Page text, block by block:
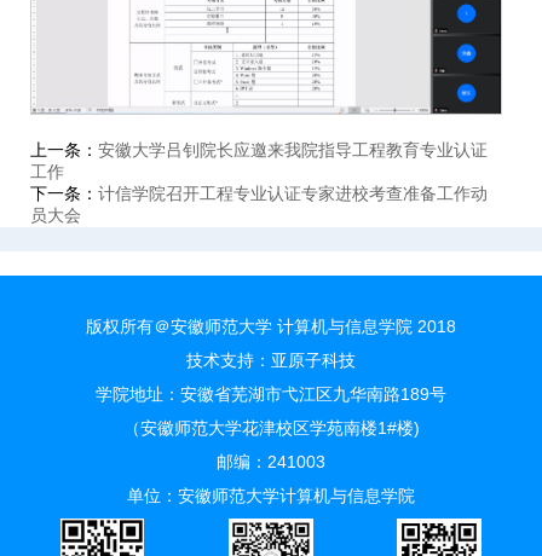
上一条： 安徽大学吕钊院长应邀来我院指导工程教育专业认证
工作
下一条： 计信学院召开工程专业认证专家进校考查准备工作动
员大会
版权所有＠安徽师范大学 计算机与信息学院 2018
技术支持： 亚原子科技
学院地址：安徽省芜湖市弋江区九华南路189号
（安徽师范大学花津校区学苑南楼1#楼)
邮编：241003
单位：安徽师范大学计算机与信息学院